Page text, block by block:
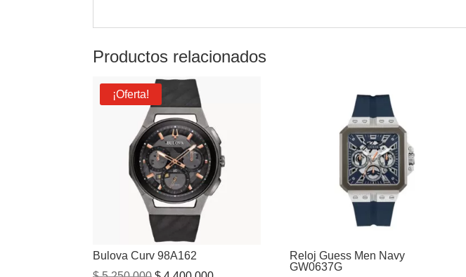
Productos relacionados
¡Oferta!
Bulova Curv 98A162
Reloj Guess Men Navy
GW0637G